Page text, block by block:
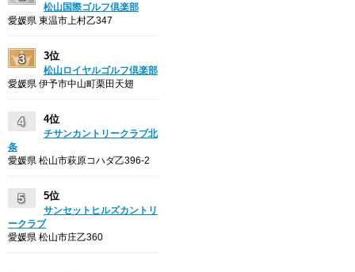
松山国際ゴルフ倶楽部
愛媛県 東温市上村乙347
3位
松山ロイヤルゴルフ倶楽部
愛媛県 伊予市中山町栗田天翅
4位
チサンカントリークラブ北
条
愛媛県 松山市萩原コハダ乙396-2
5位
サンセットヒルズカントリ
ークラブ
愛媛県 松山市庄乙360